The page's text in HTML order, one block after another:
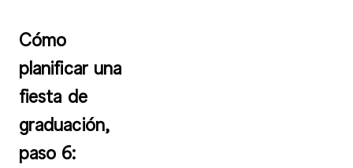
Cómo
planificar una
fiesta de
graduación,
paso 6: